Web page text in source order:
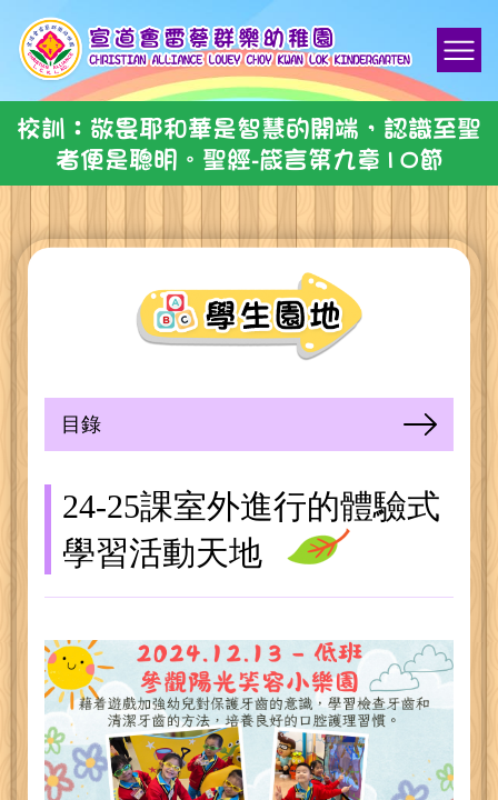
校訓：敬畏耶和華是智慧的開端，認識至聖
者便是聰明。聖經-箴言第九章10節
目錄
24-25課室外進行的體驗式
學習活動天地